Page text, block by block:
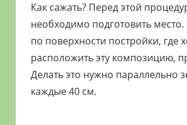
Как сажать? Перед этой
необходимо подготовить место.
по поверхности постройки, где
расположить эту композицию,
Делать это нужно параллельно
каждые 40 см.